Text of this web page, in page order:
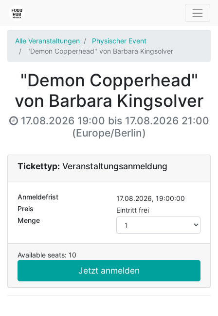
Alle Veranstaltungen
Physischer Event
"Demon Copperhead" von Barbara Kingsolver
"Demon Copperhead"
von Barbara Kingsolver
17.08.2026 19:00 bis 17.08.2026 21:00
(Europe/Berlin)
Tickettyp: Veranstaltungsanmeldung
Anmeldefrist
17.08.2026, 19:00:00
Preis
Eintritt frei
Menge
Available seats: 10
Jetzt anmelden